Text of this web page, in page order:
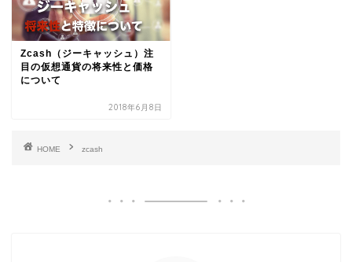
Zcash（ジーキャッシュ）注
目の仮想通貨の将来性と価格
について
2018年6月8日
HOME zcash